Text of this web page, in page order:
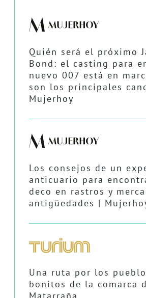
Quién será el próximo
Bond: el casting para
nuevo 007 está en
son los principales
Mujerhoy
Los consejos de un
anticuario para
deco en rastros y
antigüedades |
Una ruta por los
bonitos de la comarca
Matarraña